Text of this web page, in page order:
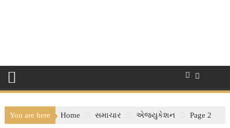
You are here Home સમાચાર એજ્યુકેશન Page 2